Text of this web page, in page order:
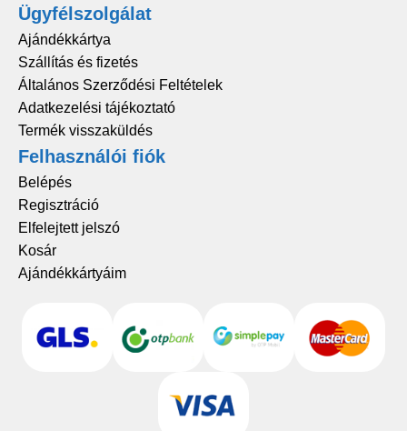
Ügyfélszolgálat
Ajándékkártya
Szállítás és fizetés
Általános Szerződési Feltételek
Adatkezelési tájékoztató
Termék visszaküldés
Felhasználói fiók
Belépés
Regisztráció
Elfelejtett jelszó
Kosár
Ajándékkártyáim